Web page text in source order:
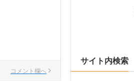
コメント欄へ
サイト内検索